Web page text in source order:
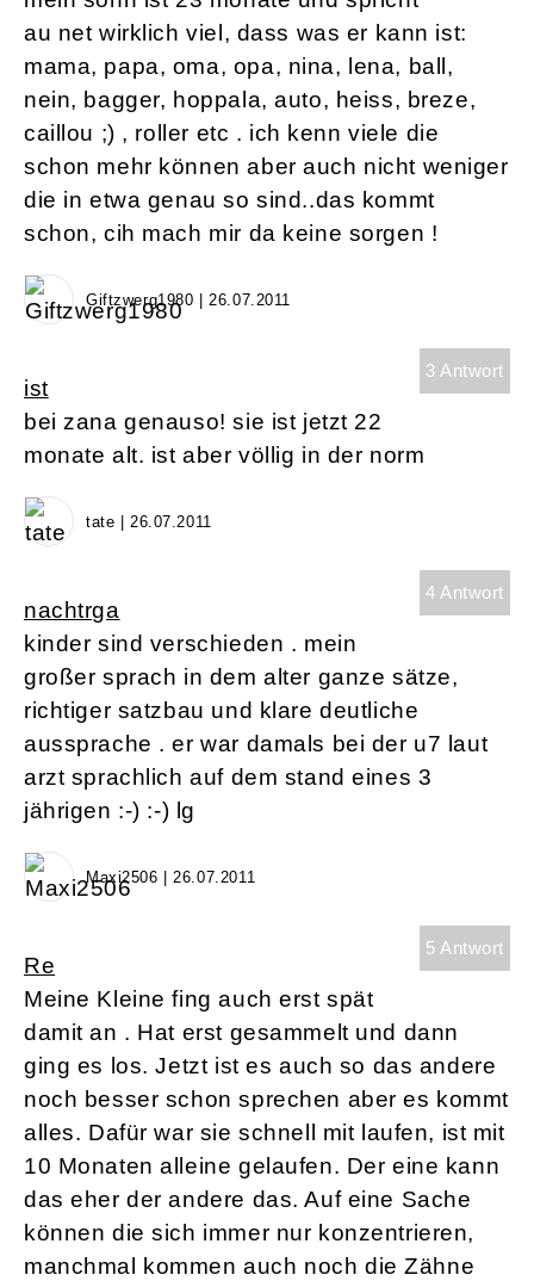
au net wirklich viel, dass was er kann ist:
mama, papa, oma, opa, nina, lena, ball,
nein, bagger, hoppala, auto, heiss, breze,
caillou ;) , roller etc . ich kenn viele die
schon mehr können aber auch nicht weniger
die in etwa genau so sind..das kommt
schon, cih mach mir da keine sorgen !
Giftzwerg1980 | 26.07.2011
3 Antwort
ist
bei zana genauso! sie ist jetzt 22
monate alt. ist aber völlig in der norm
tate | 26.07.2011
4 Antwort
nachtrga
kinder sind verschieden . mein
großer sprach in dem alter ganze sätze,
richtiger satzbau und klare deutliche
aussprache . er war damals bei der u7 laut
arzt sprachlich auf dem stand eines 3
jährigen :-) :-) lg
Maxi2506 | 26.07.2011
5 Antwort
Re
Meine Kleine fing auch erst spät
damit an . Hat erst gesammelt und dann
ging es los. Jetzt ist es auch so das andere
noch besser schon sprechen aber es kommt
alles. Dafür war sie schnell mit laufen, ist mit
10 Monaten alleine gelaufen. Der eine kann
das eher der andere das. Auf eine Sache
können die sich immer nur konzentrieren,
manchmal kommen auch noch die Zähne